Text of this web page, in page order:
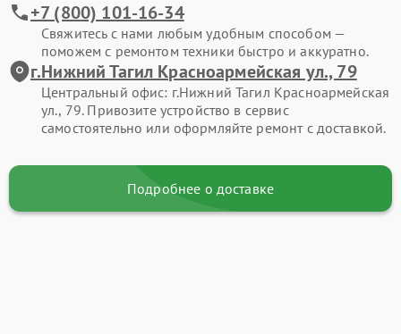
+7 (800) 101-16-34
Свяжитесь с нами любым удобным способом —
поможем с ремонтом техники быстро и аккуратно.
г.Нижний Тагил Красноармейская ул., 79
Центральный офис: г.Нижний Тагил Красноармейская
ул., 79. Привозите устройство в сервис
самостоятельно или оформляйте ремонт с доставкой.
Подробнее о доставке